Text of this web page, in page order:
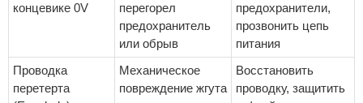
концевике 0V
перегорел
предохранитель
или обрыв
предохранители,
прозвонить цепь
питания
Проводка
перетерта
Механическое
повреждение жгута
Восстановить
проводку, защитить